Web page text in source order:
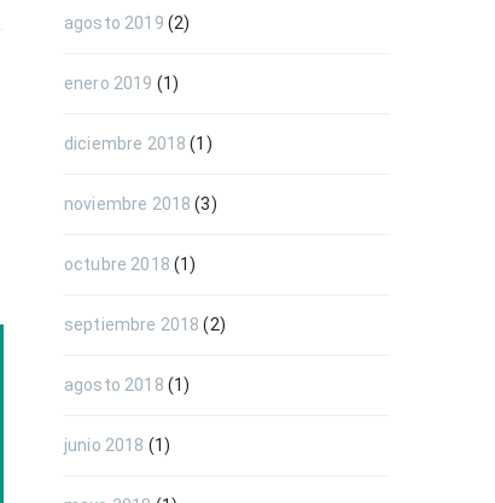
agosto 2019 (2)
enero 2019 (1)
diciembre 2018 (1)
noviembre 2018 (3)
octubre 2018 (1)
septiembre 2018 (2)
agosto 2018 (1)
junio 2018 (1)